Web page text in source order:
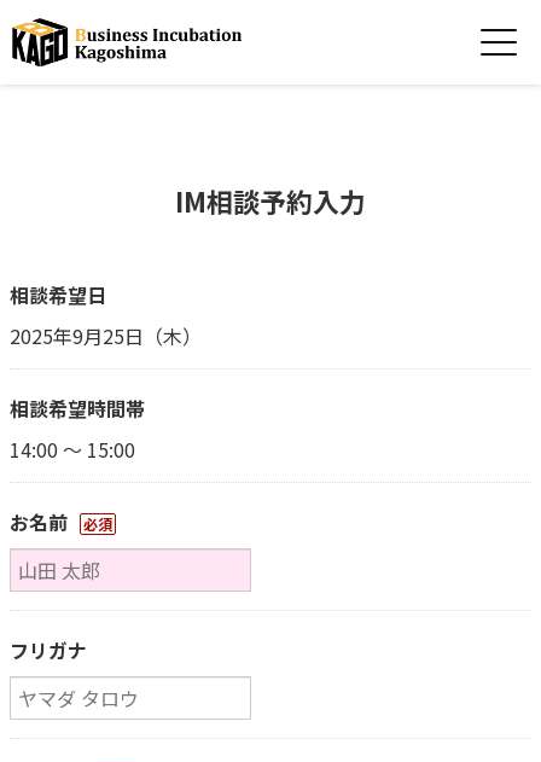
IM相談予約入力
相談希望日
2025年9月25日（木）
相談希望時間帯
14:00 ～ 15:00
お名前 必須
フリガナ